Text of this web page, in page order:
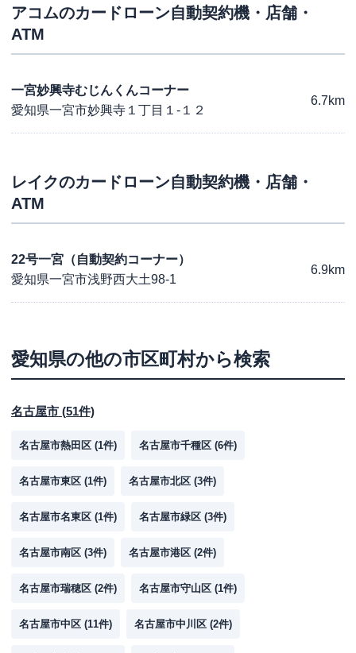
アコムのカードローン自動契約機・店舗・
ATM
一宮妙興寺むじんくんコーナー
愛知県一宮市妙興寺１丁目１-１２
6.7km
レイクのカードローン自動契約機・店舗・
ATM
22号一宮（自動契約コーナー）
愛知県一宮市浅野西大土98-1
6.9km
愛知県の他の市区町村から検索
名古屋市 (51件)
名古屋市熱田区 (1件) 名古屋市千種区 (6件)
名古屋市東区 (1件) 名古屋市北区 (3件)
名古屋市名東区 (1件) 名古屋市緑区 (3件)
名古屋市南区 (3件) 名古屋市港区 (2件)
名古屋市瑞穂区 (2件) 名古屋市守山区 (1件)
名古屋市中区 (11件) 名古屋市中川区 (2件)